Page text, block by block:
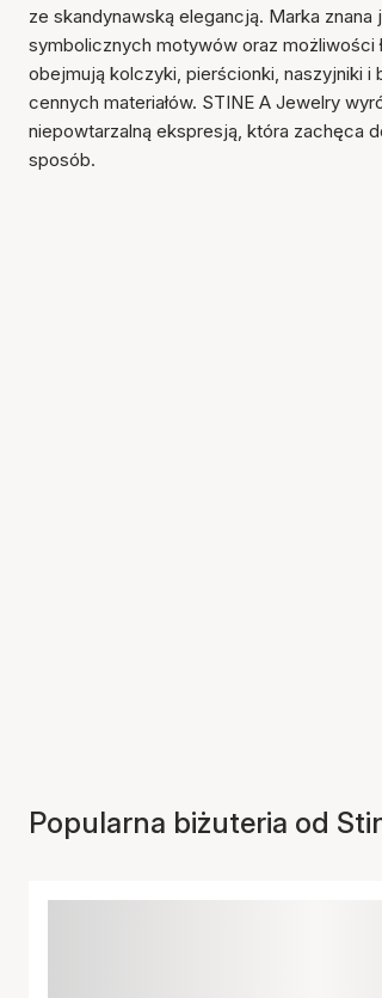
ze skandynawską elegancją. Marka znana
symbolicznych motywów oraz możliwości
obejmują kolczyki, pierścionki, naszyjniki
cennych materiałów. STINE A Jewelry
niepowtarzalną ekspresją, która zachęca
sposób.
Popularna biżuteria od